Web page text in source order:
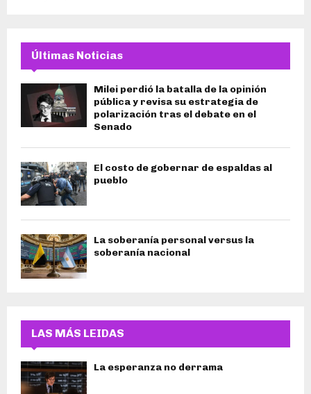
Últimas Noticias
Milei perdió la batalla de la opinión
pública y revisa su estrategia de
polarización tras el debate en el
Senado
El costo de gobernar de espaldas al
pueblo
La soberanía personal versus la
soberanía nacional
LAS MÁS LEIDAS
La esperanza no derrama